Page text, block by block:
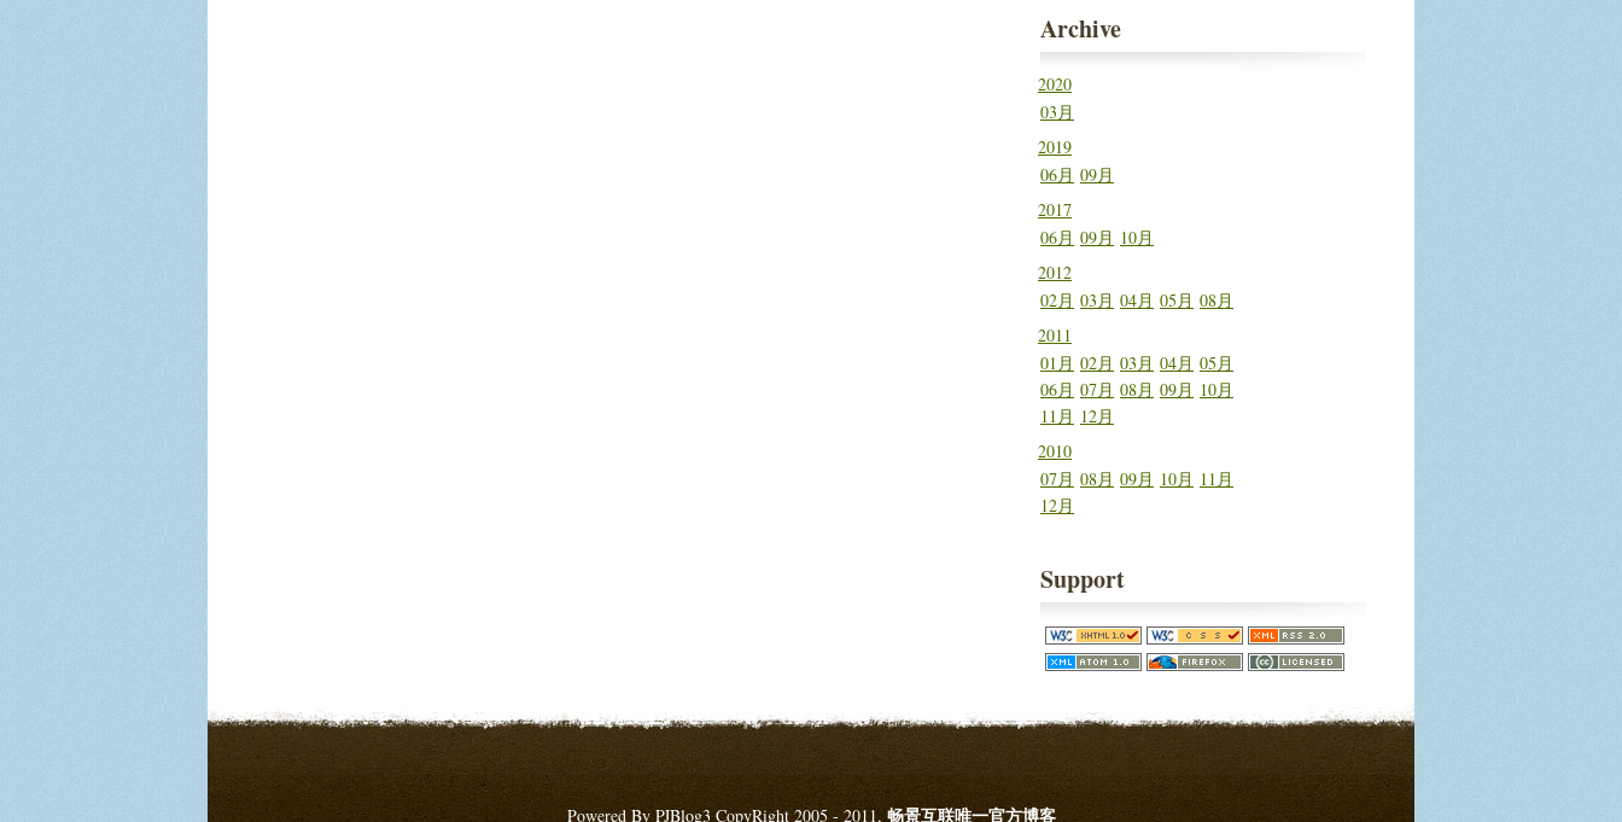
Archive
2020
03月
2019
06月 09月
2017
06月 09月 10月
2012
02月 03月 04月 05月 08月
2011
01月 02月 03月 04月 05月
06月 07月 08月 09月 10月
11月 12月
2010
07月 08月 09月 10月 11月
12月
Support
Powered By PJBlog3 CopyRight 2005 - 2011, 畅景互联唯一官方博客